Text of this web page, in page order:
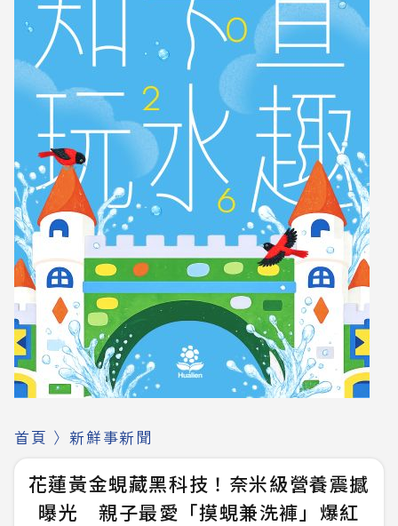
首頁 〉 新鮮事新聞
花蓮黃金蜆藏黑科技！奈米級營養震撼
曝光 親子最愛「摸蜆兼洗褲」爆紅